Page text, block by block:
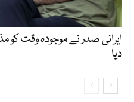
ایرانی صدر نے موجودہ وقت کو
دیا